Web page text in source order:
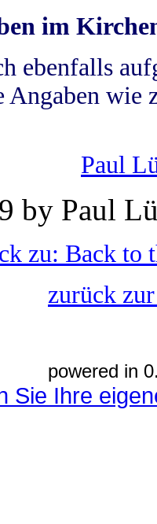
im
ebenfalls
Angaben wie
Paul
by Paul
zu: Back to
zurück
powered in
Sie Ihre